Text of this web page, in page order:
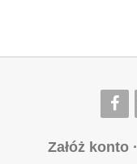
Załóż konto·